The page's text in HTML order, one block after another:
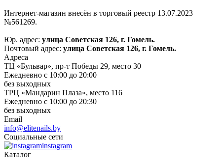
Интернет-магазин внесён в торговый реестр 13.07.2023
№561269.
Юр. адрес: улица Советская 126, г. Гомель.
Почтовый адрес: улица Советская 126, г. Гомель.
Адреса
ТЦ «Бульвар», пр-т Победы 29, место 30
Ежедневно с 10:00 до 20:00
без выходных
ТРЦ «Мандарин Плаза», место 116
Ежедневно с 10:00 до 20:30
без выходных
Email
info@elitenails.by
Социальные сети
instagram
Каталог